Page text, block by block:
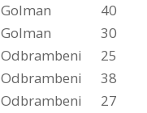
Golman
40
Golman
30
Odbrambeni
25
Odbrambeni
38
Odbrambeni
27